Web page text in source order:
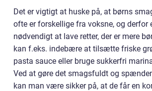
Det er vigtigt at huske på, at børns
ofte er forskellige fra voksne, og derfor
nødvendigt at lave retter, der er mere
kan f.eks. indebære at tilsætte friske
pasta sauce eller bruge sukkerfri
Ved at gøre det smagsfuldt og
kan man være sikker på, at de får en